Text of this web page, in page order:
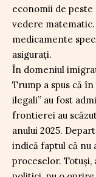
economii de
vedere
medicamente
asigurați.
În domeniul
Trump a spus că
ilegali” au fost
frontierei au
anului 2025.
indică faptul că nu
proceselor.